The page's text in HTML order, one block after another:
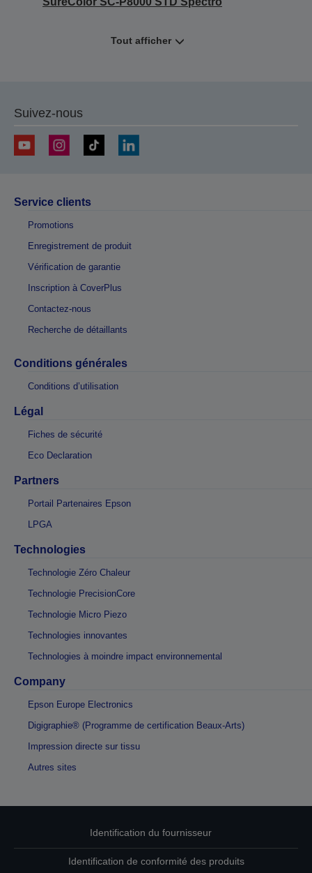
Tout afficher
Suivez-nous
Service clients
Promotions
Enregistrement de produit
Vérification de garantie
Inscription à CoverPlus
Contactez-nous
Recherche de détaillants
Conditions générales
Conditions d’utilisation
Légal
Fiches de sécurité
Eco Declaration
Partners
Portail Partenaires Epson
LPGA
Technologies
Technologie Zéro Chaleur
Technologie PrecisionCore
Technologie Micro Piezo
Technologies innovantes
Technologies à moindre impact environnemental
Company
Epson Europe Electronics
Digigraphie® (Programme de certification Beaux-Arts)
Impression directe sur tissu
Autres sites
Identification du fournisseur
Identification de conformité des produits